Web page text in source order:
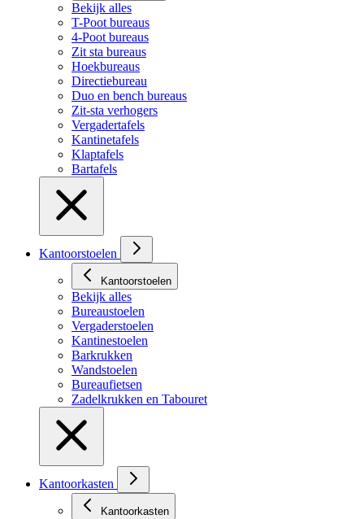
Bekijk alles
T-Poot bureaus
4-Poot bureaus
Zit sta bureaus
Hoekbureaus
Directiebureau
Duo en bench bureaus
Zit-sta verhogers
Vergadertafels
Kantinetafels
Klaptafels
Bartafels
Kantoorstoelen
Kantoorstoelen
Bekijk alles
Bureaustoelen
Vergaderstoelen
Kantinestoelen
Barkrukken
Wandstoelen
Bureaufietsen
Zadelkrukken en Tabouret
Kantoorkasten
Kantoorkasten